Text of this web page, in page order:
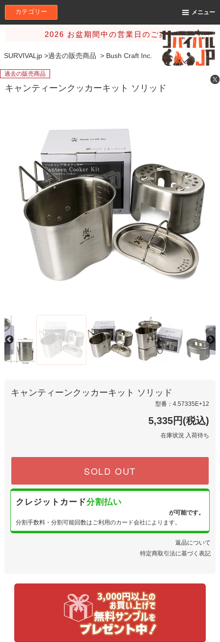
カテゴリー メニュー
2026 お盆期間中の営業日のご案内
SURVIVALjp >過去の販売商品 > Bush Craft Inc.
過去の販売商品
キャンティーンクッカーキット ソリッド
キャンティーンクッカーキット ソリッド
型番：4.57335E+12
5,335円(税込)
在庫状況 入荷待ち
SOLD OUT
クレジットカード分割払い
が可能です。
分割手数料・分割可能回数はご利用のカード会社によります。
返品について
特定商取引法に基づく表記